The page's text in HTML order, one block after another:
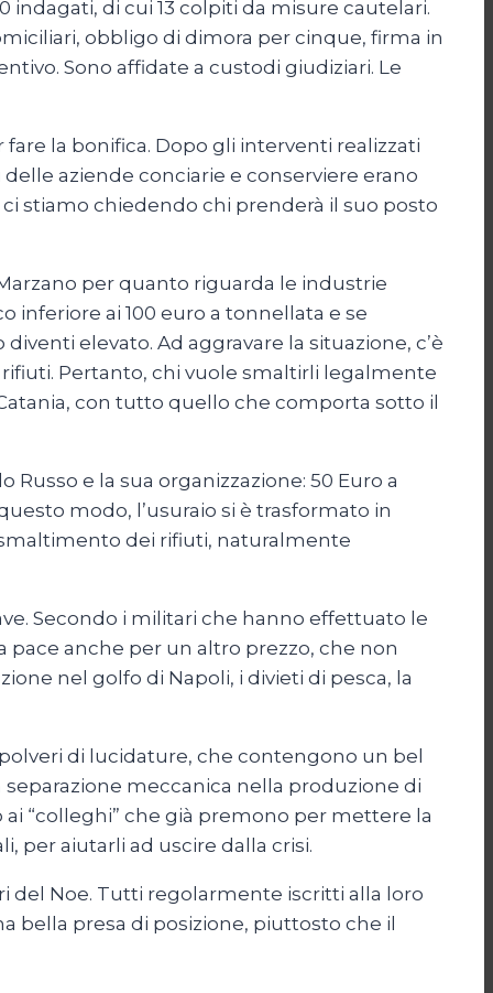
indagati, di cui 13 colpiti da misure cautelari.
obbligo di dimora per cinque, firma in
Sono affidate a custodi giudiziari. Le
la bonifica. Dopo gli interventi realizzati
aziende conciarie e conserviere erano
stiamo chiedendo chi prenderà il suo posto
per quanto riguarda le industrie
inferiore ai 100 euro a tonnellata e se
elevato. Ad aggravare la situazione, c’è
Pertanto, chi vuole smaltirli legalmente
con tutto quello che comporta sotto il
e la sua organizzazione: 50 Euro a
modo, l’usuraio si è trasformato in
dei rifiuti, naturalmente
Secondo i militari che hanno effettuato le
pace anche per un altro prezzo, che non
nel golfo di Napoli, i divieti di pesca, la
di lucidature, che contengono un bel
meccanica nella produzione di
“colleghi” che già premono per mettere la
per aiutarli ad uscire dalla crisi.
del Noe. Tutti regolarmente iscritti alla loro
bella presa di posizione, piuttosto che il